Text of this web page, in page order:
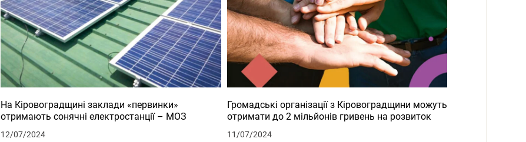
На Кіровоградщині заклади «первинки»
отримають сонячні електростанції – МОЗ
12/07/2024
Громадські організації з Кіровоградщини можуть
отримати до 2 мільйонів гривень на розвиток
11/07/2024